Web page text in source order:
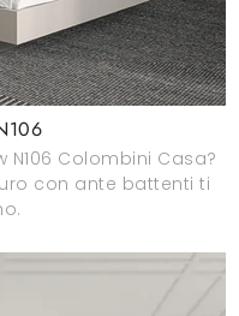
Colombini Casa?
con ante battenti ti